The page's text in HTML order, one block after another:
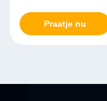
Praatje nu